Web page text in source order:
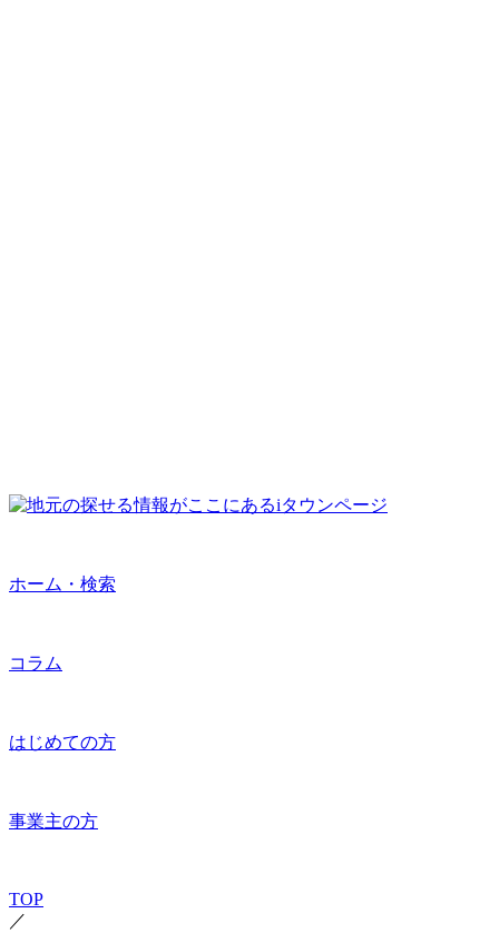
ホーム・検索
コラム
はじめての方
事業主の方
TOP
／